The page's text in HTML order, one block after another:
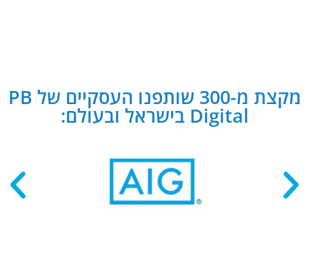
מקצת מ-300 שותפנו העסקיים של PB
Digital בישראל ובעולם: